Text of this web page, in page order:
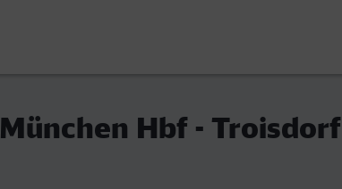
München Hbf - Troisdorf